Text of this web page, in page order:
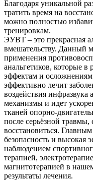
Благодаря уникальной
тратить время на
можно полностью
тренировкам.
ЭУВТ – это прекрасная
вмешательству. Данный
применения
анальгетиков, которые
эффектам и
эффективно лечит
воздействия инфразвука
механизмы и идет
тканей опорно-
после серьёзной
восстановиться.
безопасность и высокая
наблюдением
терапией,
магнитотерапией в
результаты лечения.